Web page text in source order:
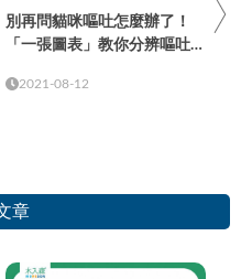
別再問貓咪嘔吐怎麼辦了！
「一張圖表」教你分辨嘔吐物
2021-08-12
章